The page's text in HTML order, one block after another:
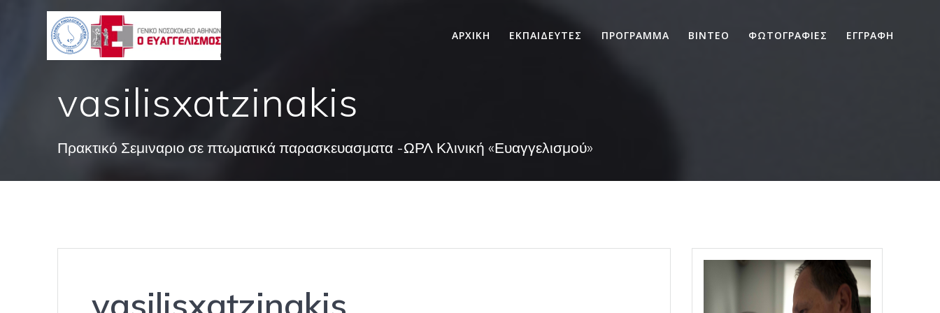
ΑΡΧΙΚΗ ΕΚΠΑΙΔΕΥΤΕΣ ΠΡΟΓΡΑΜΜΑ ΒΙΝΤΕΟ ΦΩΤΟΓΡΑΦΙΕΣ ΕΓΓΡΑΦΗ
vasilisxatzinakis
Πρακτικό Σεμιναριο σε πτωματικά παρασκευασματα -ΩΡΛ Κλινική «Ευαγγελισμού»
vasilisxatzinakis